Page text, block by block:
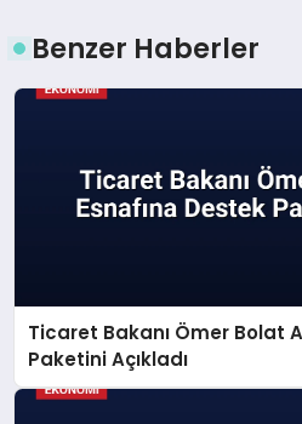
Benzer Haberler
Ticaret Bakanı Ömer Bolat
Paketini Açıkladı